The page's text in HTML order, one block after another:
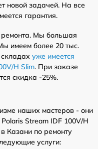
новой задачей. На все
гарантия.
Мы большая
имеем более 20 тыс.
уже имеется
H Slim. При заказе
скидка -25%.
наших мастеров - они
Stream IDF 100V/H
Казани по ремонту
услуги: